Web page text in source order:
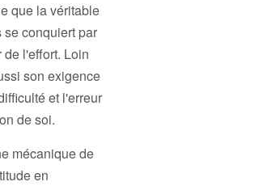
que la véritable
conquiert par
l'effort. Loin
son exigence
et l'erreur
de soi.
mécanique de
en